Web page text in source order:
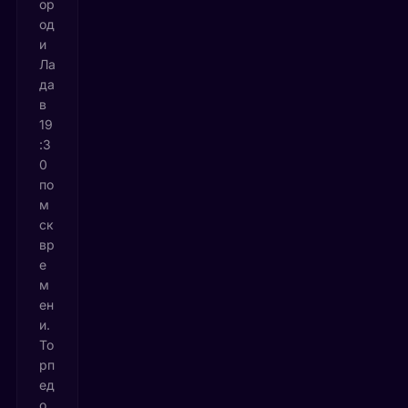
ор
од
и
Ла
да
в
19
:3
0
по
м
ск
вр
е
м
ен
и.
То
рп
ед
о